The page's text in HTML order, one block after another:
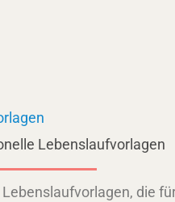
Lebenslaufvorlagen
die